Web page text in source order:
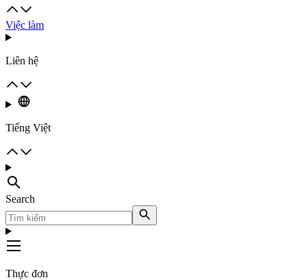
Việc làm
Liên hệ
Tiếng Việt
Search
Thực đơn